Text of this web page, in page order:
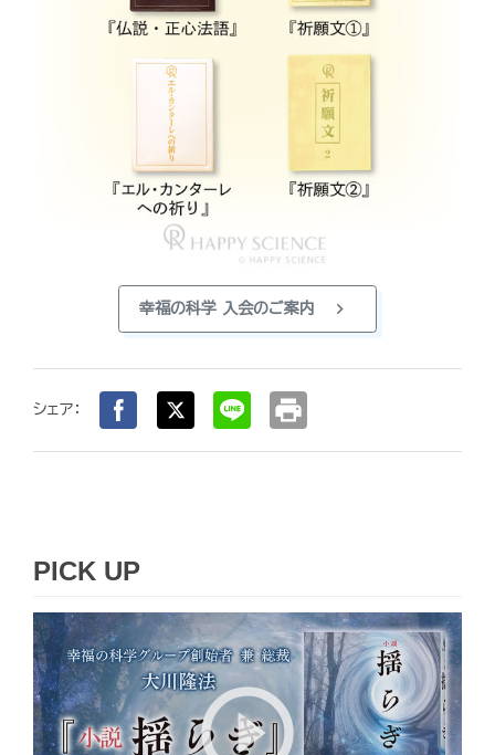
幸福の科学 入会のご案内 chevron_right
シェア： print
PICK UP